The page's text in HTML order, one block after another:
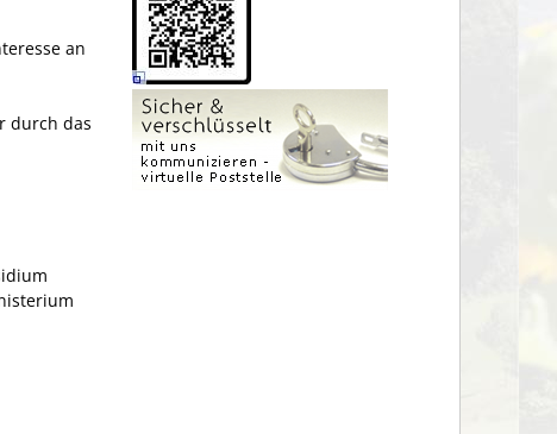
an
durch das